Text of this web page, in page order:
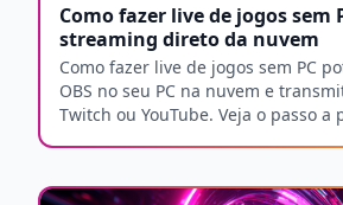
Como fazer live de jogos sem
streaming direto da nuvem
Como fazer live de jogos sem PC
OBS no seu PC na nuvem e
Twitch ou YouTube. Veja o passo a